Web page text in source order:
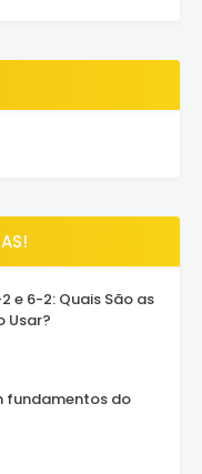
e 6-2: Quais São as
Usar?
fundamentos do